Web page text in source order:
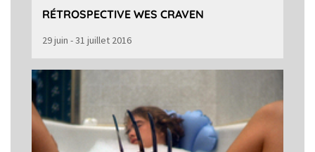
RÉTROSPECTIVE WES CRAVEN
29 juin - 31 juillet 2016